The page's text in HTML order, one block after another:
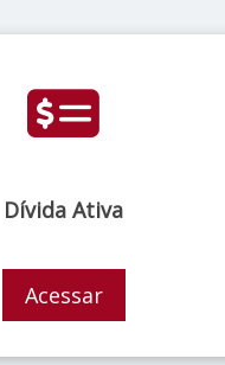
Dívida Ativa
Acessar